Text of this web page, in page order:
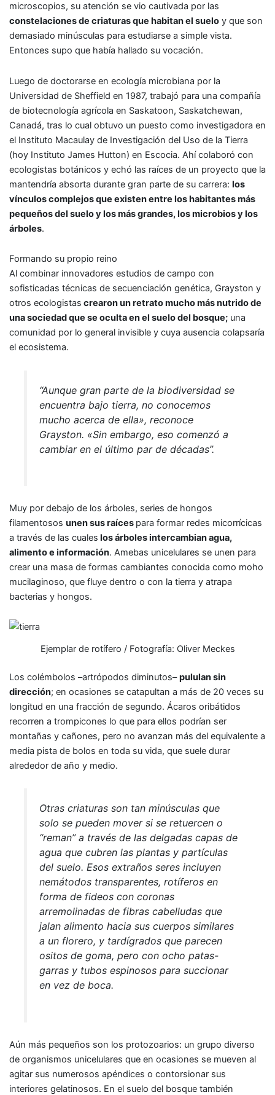
microscopios, su atención se vio cautivada por las
constelaciones de criaturas que habitan el suelo y que son
demasiado minúsculas para estudiarse a simple vista.
Entonces supo que había hallado su vocación.
Luego de doctorarse en ecología microbiana por la
Universidad de Sheffield en 1987, trabajó para una compañía
de biotecnología agrícola en Saskatoon, Saskatchewan,
Canadá, tras lo cual obtuvo un puesto como investigadora en
el Instituto Macaulay de Investigación del Uso de la Tierra
(hoy Instituto James Hutton) en Escocia. Ahí colaboró con
ecologistas botánicos y echó las raíces de un proyecto que la
mantendría absorta durante gran parte de su carrera: los
vínculos complejos que existen entre los habitantes más
pequeños del suelo y los más grandes, los microbios y los
árboles.
Formando su propio reino
Al combinar innovadores estudios de campo con
sofisticadas técnicas de secuenciación genética, Grayston y
otros ecologistas crearon un retrato mucho más nutrido de
una sociedad que se oculta en el suelo del bosque; una
comunidad por lo general invisible y cuya ausencia colapsaría
el ecosistema.
“Aunque gran parte de la biodiversidad se
encuentra bajo tierra, no conocemos
mucho acerca de ella», reconoce
Grayston. «Sin embargo, eso comenzó a
cambiar en el último par de décadas”.
Muy por debajo de los árboles, series de hongos
filamentosos unen sus raíces para formar redes micorrícicas
a través de las cuales los árboles intercambian agua,
alimento e información. Amebas unicelulares se unen para
crear una masa de formas cambiantes conocida como moho
mucilaginoso, que fluye dentro o con la tierra y atrapa
bacterias y hongos.
Ejemplar de rotífero / Fotografía: Oliver Meckes
Los colémbolos –artrópodos diminutos–pululan sin
dirección; en ocasiones se catapultan a más de 20 veces su
longitud en una fracción de segundo. Ácaros oribátidos
recorren a trompicones lo que para ellos podrían ser
montañas y cañones, pero no avanzan más del equivalente a
media pista de bolos en toda su vida, que suele durar
alrededor de año y medio.
Otras criaturas son tan minúsculas que
solo se pueden mover si se retuercen o
“reman” a través de las delgadas capas de
agua que cubren las plantas y partículas
del suelo. Esos extraños seres incluyen
nemátodos transparentes, rotíferos en
forma de fideos con coronas
arremolinadas de fibras cabelludas que
jalan alimento hacia sus cuerpos similares
a un florero, y tardígrados que parecen
ositos de goma, pero con ocho patas-
garras y tubos espinosos para succionar
en vez de boca.
Aún más pequeños son los protozoarios: un grupo diverso
de organismos unicelulares que en ocasiones se mueven al
agitar sus numerosos apéndices o contorsionar sus
interiores gelatinosos. En el suelo del bosque también